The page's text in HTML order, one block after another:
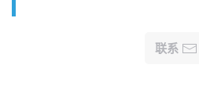
联系